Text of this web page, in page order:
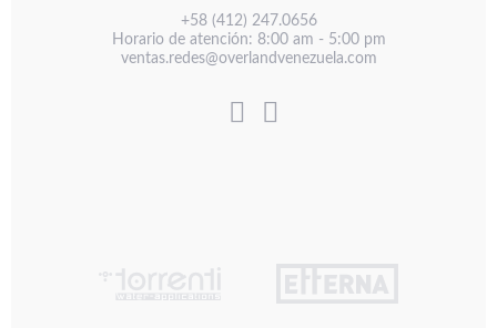
+58 (412) 247.0656
Horario de atención: 8:00 am - 5:00 pm
ventas.redes@overlandvenezuela.com